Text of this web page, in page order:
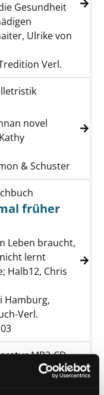
Gesundheit
Ulrike von
Verl.
code anzeigen
novel
& Schuster
ich das mal
früher
Leben braucht,
lernt
; Halb12, Chris
Hamburg,
Verl.
ist das wohl
MP3-CD